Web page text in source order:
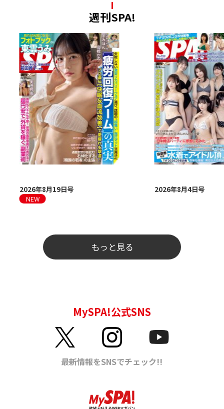
週刊SPA!
2026年8月19日号 2026年8月4日号
もっと見る